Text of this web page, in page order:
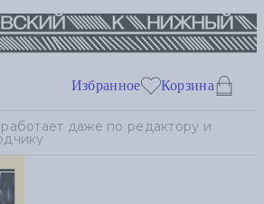
Избранное Корзина